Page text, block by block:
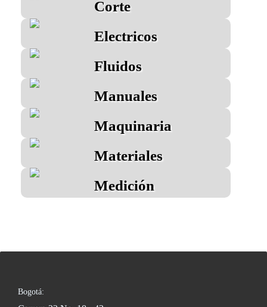
Corte
Electricos
Fluidos
Manuales
Maquinaria
Materiales
Medición
Bogotá: